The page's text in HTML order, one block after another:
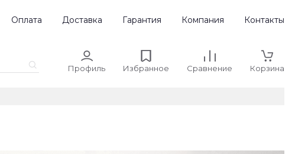
Оплата Доставка Гарантия Компания Контакты
Профиль Избранное Сравнение Корзина